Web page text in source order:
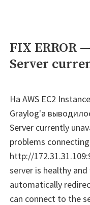
FIX ERROR
Server
На AWS EC2
Graylog'а
Server currently
problems
http://
server is healthy
automatically
can connect to the